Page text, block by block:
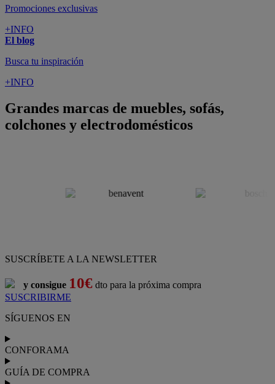
Promociones exclusivas
+INFO
El blog
Busca tu inspiración
+INFO
Grandes marcas de muebles, sofás,
colchones y electrodomésticos
SUSCRÍBETE A LA NEWSLETTER
y consigue 10€ dto para la próxima compra
SUSCRIBIRME
SÍGUENOS EN
CONFORAMA
GUÍA DE COMPRA